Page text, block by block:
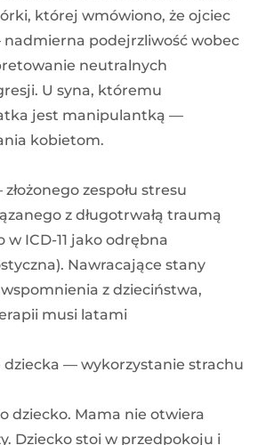
której wmówiono, że ojciec
podejrzliwość wobec
neutralnych
U syna, któremu
jest manipulantką —
kobietom.
zespołu stresu
z długotrwałą traumą
ICD-11 jako odrębna
Nawracające stany
wspomnienia z dzieciństwa,
musi latami
dziecka — wykorzystanie strachu
dziecko. Mama nie otwiera
Dziecko stoi w przedpokoju i